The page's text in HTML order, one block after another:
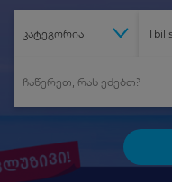
კატეგორია